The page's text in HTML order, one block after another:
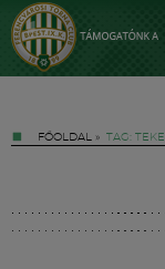
FŐOLDAL » TAG: TEKE